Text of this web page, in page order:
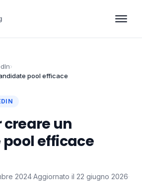
›
pool efficace
creare un
efficace
2024·Aggiornato il 22 giugno 2026·